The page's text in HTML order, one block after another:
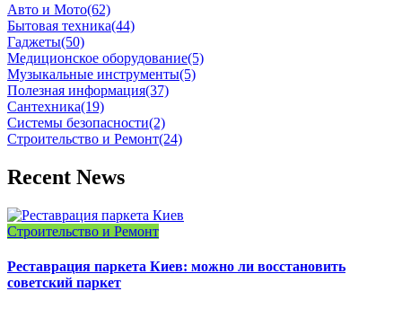
Авто и Мото(62)
Бытовая техника(44)
Гаджеты(50)
Медиционское оборудование(5)
Музыкальные инструменты(5)
Полезная информация(37)
Сантехника(19)
Системы безопасности(2)
Строительство и Ремонт(24)
Recent News
Строительство и Ремонт
Реставрация паркета Киев: можно ли восстановить
советский паркет